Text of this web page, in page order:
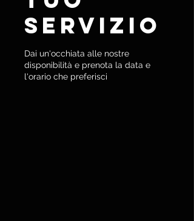
servizio
Dai un'occhiata alle nostre
disponibilità e prenota la data e
l'orario che preferisci